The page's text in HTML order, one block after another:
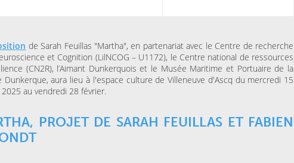
de Sarah Feuillas "Martha", en partenariat avec le Centre de recherche
et Cognition (LilNCOG – U1172), le Centre national de ressources
(CN2R), l’Aimant Dunkerquois et le Musée Maritime et Portuaire de la
Dunkerque, aura lieu à l'espace culture de Villeneuve d'Ascq du mercredi 15
2025 au vendredi 28 février.
PROJET DE SARAH FEUILLAS ET FABIEN